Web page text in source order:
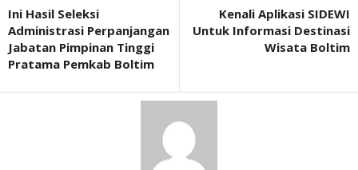
Ini Hasil Seleksi
Administrasi Perpanjangan
Jabatan Pimpinan Tinggi
Pratama Pemkab Boltim
Kenali Aplikasi SIDEWI
Untuk Informasi Destinasi
Wisata Boltim